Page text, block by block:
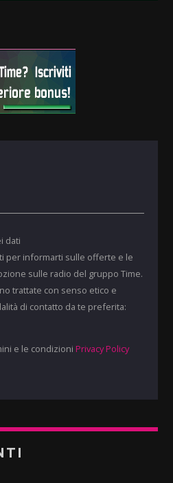
dati
per informarti sulle offerte e le
sulle radio del gruppo Time.
trattate con senso etico e
di contatto da te preferita:
e le condizioni Privacy Policy